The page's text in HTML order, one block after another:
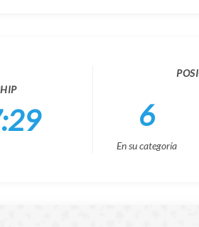
6
En su categoría